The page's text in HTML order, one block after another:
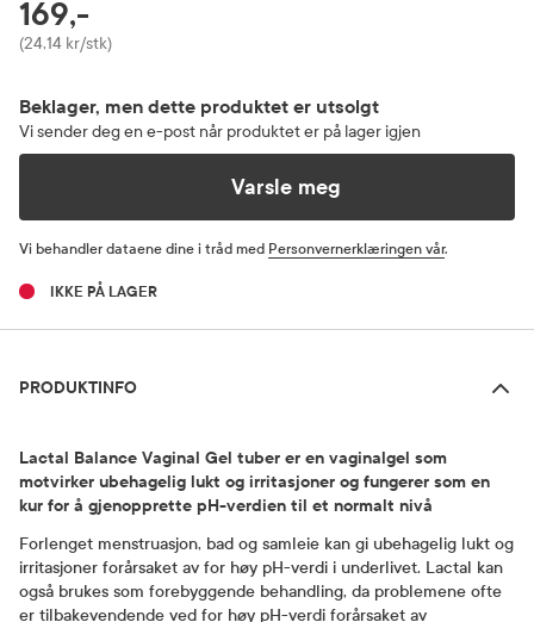
Pris
169,-
(24,14 kr/stk)
Beklager, men dette produktet er utsolgt
Vi sender deg en e-post når produktet er på lager igjen
Varsle meg
Vi behandler dataene dine i tråd med Personvernerklæringen vår.
IKKE PÅ LAGER
PRODUKTINFO
Lactal Balance Vaginal Gel tuber er en vaginalgel som
motvirker ubehagelig lukt og irritasjoner og fungerer som en
kur for å gjenopprette pH-verdien til et normalt nivå
Forlenget menstruasjon, bad og samleie kan gi ubehagelig lukt og
irritasjoner forårsaket av for høy pH-verdi i underlivet. Lactal kan
også brukes som forebyggende behandling, da problemene ofte
er tilbakevendende ved for høy pH-verdi forårsaket av